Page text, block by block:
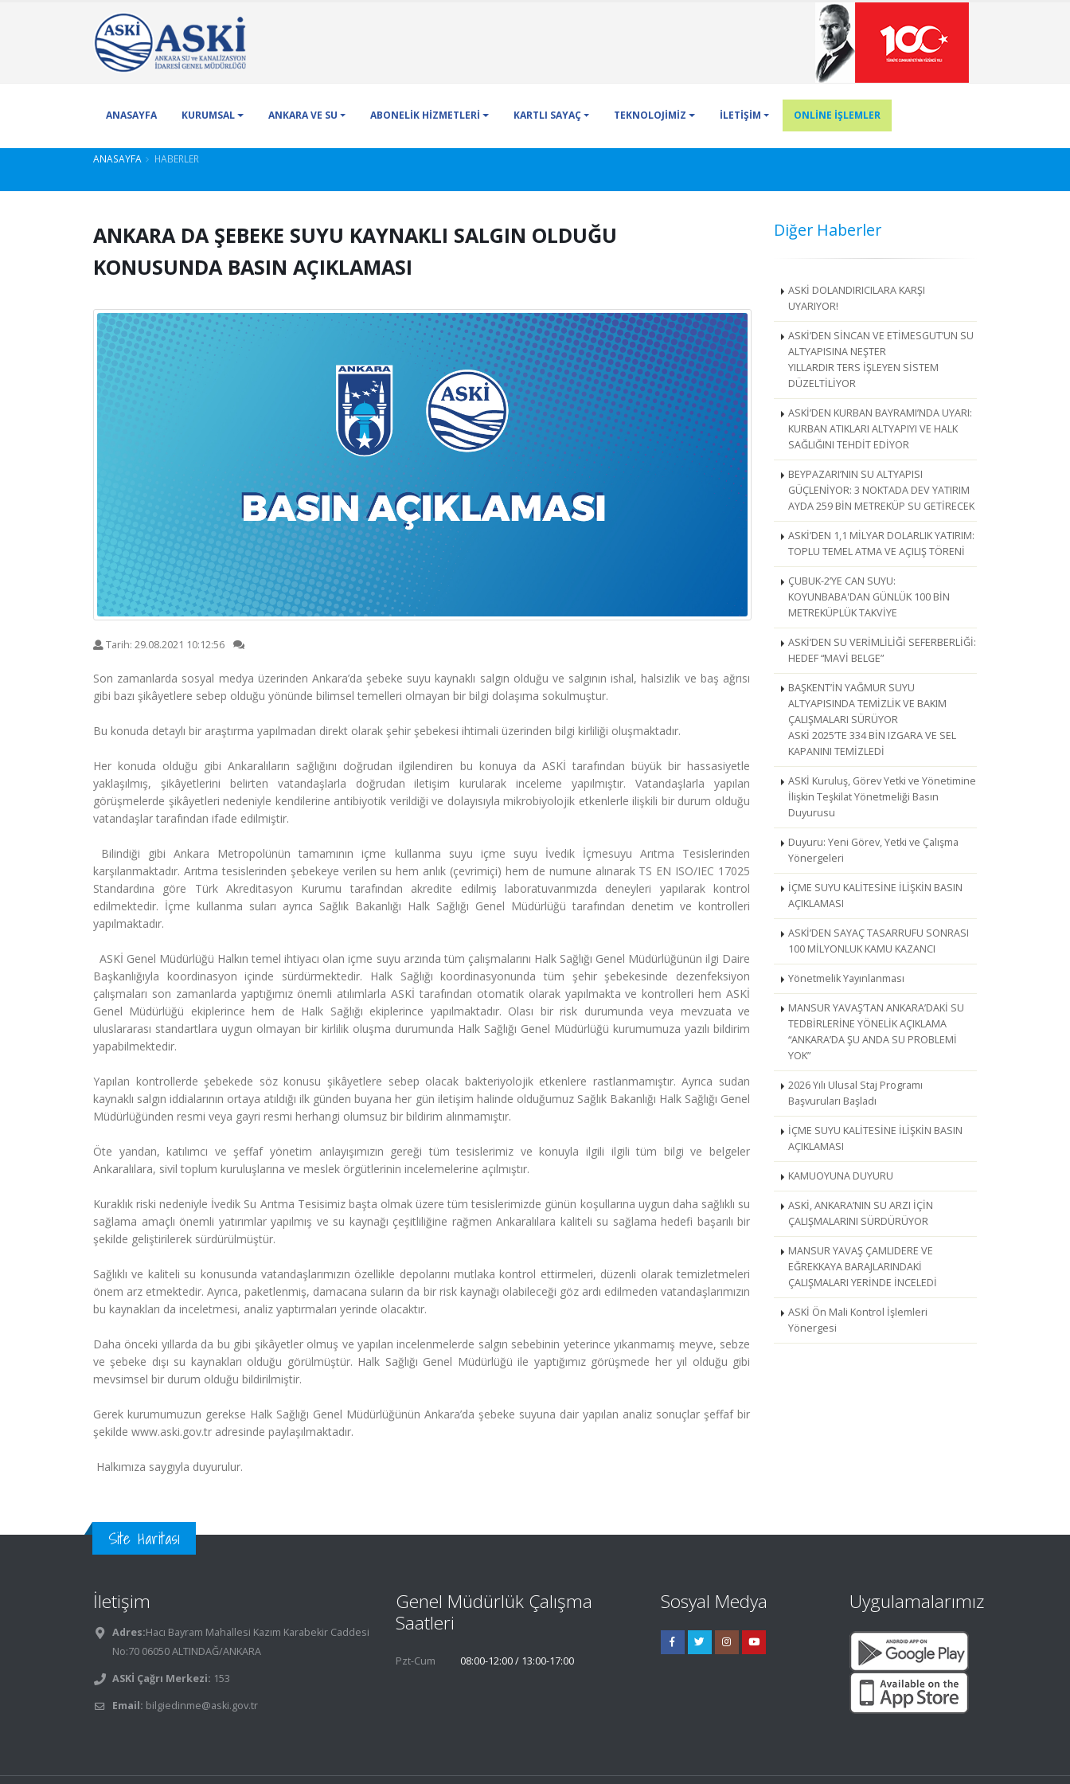
ANASAYFA KURUMSAL ANKARA VE SU ABONELİK HİZMETLERİ KARTLI SAYAÇ TEKNOLOJİMİZ İLETİŞİM ONLİNE İŞLEMLER
ANASAYFA HABERLER
ANKARA DA ŞEBEKE SUYU KAYNAKLI SALGIN OLDUĞU
KONUSUNDA BASIN AÇIKLAMASI
Tarih: 29.08.2021 10:12:56
Son zamanlarda sosyal medya üzerinden Ankara’da şebeke suyu kaynaklı salgın olduğu ve salgının ishal, halsizlik ve baş ağrısı
gibi bazı şikâyetlere sebep olduğu yönünde bilimsel temelleri olmayan bir bilgi dolaşıma sokulmuştur.
Bu konuda detaylı bir araştırma yapılmadan direkt olarak şehir şebekesi ihtimali üzerinden bilgi kirliliği oluşmaktadır.
Her konuda olduğu gibi Ankaralıların sağlığını doğrudan ilgilendiren bu konuya da ASKİ tarafından büyük bir hassasiyetle
yaklaşılmış, şikâyetlerini belirten vatandaşlarla doğrudan iletişim kurularak inceleme yapılmıştır. Vatandaşlarla yapılan
görüşmelerde şikâyetleri nedeniyle kendilerine antibiyotik verildiği ve dolayısıyla mikrobiyolojik etkenlerle ilişkili bir durum olduğu
vatandaşlar tarafından ifade edilmiştir.
Bilindiği gibi Ankara Metropolünün tamamının içme kullanma suyu içme suyu İvedik İçmesuyu Arıtma Tesislerinden
karşılanmaktadır. Arıtma tesislerinden şebekeye verilen su hem anlık (çevrimiçi) hem de numune alınarak TS EN ISO/IEC 17025
Standardına göre Türk Akreditasyon Kurumu tarafından akredite edilmiş laboratuvarımızda deneyleri yapılarak kontrol
edilmektedir. İçme kullanma suları ayrıca Sağlık Bakanlığı Halk Sağlığı Genel Müdürlüğü tarafından denetim ve kontrolleri
yapılmaktadır.
ASKİ Genel Müdürlüğü Halkın temel ihtiyacı olan içme suyu arzında tüm çalışmalarını Halk Sağlığı Genel Müdürlüğünün ilgi Daire
Başkanlığıyla koordinasyon içinde sürdürmektedir. Halk Sağlığı koordinasyonunda tüm şehir şebekesinde dezenfeksiyon
çalışmaları son zamanlarda yaptığımız önemli atılımlarla ASKİ tarafından otomatik olarak yapılmakta ve kontrolleri hem ASKİ
Genel Müdürlüğü ekiplerince hem de Halk Sağlığı ekiplerince yapılmaktadır. Olası bir risk durumunda veya mevzuata ve
uluslararası standartlara uygun olmayan bir kirlilik oluşma durumunda Halk Sağlığı Genel Müdürlüğü kurumumuza yazılı bildirim
yapabilmektedir.
Yapılan kontrollerde şebekede söz konusu şikâyetlere sebep olacak bakteriyolojik etkenlere rastlanmamıştır. Ayrıca sudan
kaynaklı salgın iddialarının ortaya atıldığı ilk günden buyana her gün iletişim halinde olduğumuz Sağlık Bakanlığı Halk Sağlığı Genel
Müdürlüğünden resmi veya gayri resmi herhangi olumsuz bir bildirim alınmamıştır.
Öte yandan, katılımcı ve şeffaf yönetim anlayışımızın gereği tüm tesislerimiz ve konuyla ilgili ilgili tüm bilgi ve belgeler
Ankaralılara, sivil toplum kuruluşlarına ve meslek örgütlerinin incelemelerine açılmıştır.
Kuraklık riski nedeniyle İvedik Su Arıtma Tesisimiz başta olmak üzere tüm tesislerimizde günün koşullarına uygun daha sağlıklı su
sağlama amaçlı önemli yatırımlar yapılmış ve su kaynağı çeşitliliğine rağmen Ankaralılara kaliteli su sağlama hedefi başarılı bir
şekilde geliştirilerek sürdürülmüştür.
Sağlıklı ve kaliteli su konusunda vatandaşlarımızın özellikle depolarını mutlaka kontrol ettirmeleri, düzenli olarak temizletmeleri
önem arz etmektedir. Ayrıca, paketlenmiş, damacana suların da bir risk kaynağı olabileceği göz ardı edilmeden vatandaşlarımızın
bu kaynakları da inceletmesi, analiz yaptırmaları yerinde olacaktır.
Daha önceki yıllarda da bu gibi şikâyetler olmuş ve yapılan incelenmelerde salgın sebebinin yeterince yıkanmamış meyve, sebze
ve şebeke dışı su kaynakları olduğu görülmüştür. Halk Sağlığı Genel Müdürlüğü ile yaptığımız görüşmede her yıl olduğu gibi
mevsimsel bir durum olduğu bildirilmiştir.
Gerek kurumumuzun gerekse Halk Sağlığı Genel Müdürlüğünün Ankara’da şebeke suyuna dair yapılan analiz sonuçlar şeffaf bir
şekilde www.aski.gov.tr adresinde paylaşılmaktadır.
Halkımıza saygıyla duyurulur.
Diğer Haberler
ASKİ DOLANDIRICILARA KARŞI
UYARIYOR!
ASKİ’DEN SİNCAN VE ETİMESGUT’UN SU
ALTYAPISINA NEŞTER
YILLARDIR TERS İŞLEYEN SİSTEM
DÜZELTİLİYOR
ASKİ’DEN KURBAN BAYRAMI’NDA UYARI:
KURBAN ATIKLARI ALTYAPIYI VE HALK
SAĞLIĞINI TEHDİT EDİYOR
BEYPAZARI’NIN SU ALTYAPISI
GÜÇLENİYOR: 3 NOKTADA DEV YATIRIM
AYDA 259 BİN METREKÜP SU GETİRECEK
ASKİ’DEN 1,1 MİLYAR DOLARLIK YATIRIM:
TOPLU TEMEL ATMA VE AÇILIŞ TÖRENİ
ÇUBUK-2’YE CAN SUYU:
KOYUNBABA'DAN GÜNLÜK 100 BİN
METREKÜPLÜK TAKVİYE
ASKİ’DEN SU VERİMLİLİĞİ SEFERBERLİĞİ:
HEDEF “MAVİ BELGE”
BAŞKENT’İN YAĞMUR SUYU
ALTYAPISINDA TEMİZLİK VE BAKIM
ÇALIŞMALARI SÜRÜYOR
ASKİ 2025’TE 334 BİN IZGARA VE SEL
KAPANINI TEMİZLEDİ
ASKİ Kuruluş, Görev Yetki ve Yönetimine
İlişkin Teşkilat Yönetmeliği Basın
Duyurusu
Duyuru: Yeni Görev, Yetki ve Çalışma
Yönergeleri
İÇME SUYU KALİTESİNE İLİŞKİN BASIN
AÇIKLAMASI
ASKİ’DEN SAYAÇ TASARRUFU SONRASI
100 MİLYONLUK KAMU KAZANCI
Yönetmelik Yayınlanması
MANSUR YAVAŞ’TAN ANKARA’DAKİ SU
TEDBİRLERİNE YÖNELİK AÇIKLAMA
“ANKARA’DA ŞU ANDA SU PROBLEMİ
YOK”
2026 Yılı Ulusal Staj Programı
Başvuruları Başladı
İÇME SUYU KALİTESİNE İLİŞKİN BASIN
AÇIKLAMASI
KAMUOYUNA DUYURU
ASKİ, ANKARA’NIN SU ARZI İÇİN
ÇALIŞMALARINI SÜRDÜRÜYOR
MANSUR YAVAŞ ÇAMLIDERE VE
EĞREKKAYA BARAJLARINDAKİ
ÇALIŞMALARI YERİNDE İNCELEDİ
ASKİ Ön Mali Kontrol İşlemleri
Yönergesi
Site Haritası
İletişim
Adres:Hacı Bayram Mahallesi Kazım Karabekir Caddesi
No:70 06050 ALTINDAĞ/ANKARA
ASKİ Çağrı Merkezi: 153
Email: bilgiedinme@aski.gov.tr
Genel Müdürlük Çalışma
Saatleri
Pzt-Cum 08:00-12:00 / 13:00-17:00
Sosyal Medya Uygulamalarımız